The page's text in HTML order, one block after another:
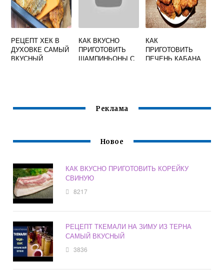
РЕЦЕПТ ХЕК В
ДУХОВКЕ САМЫЙ
ВКУСНЫЙ
КАК ВКУСНО
ПРИГОТОВИТЬ
ШАМПИНЬОНЫ С
КАК
ПРИГОТОВИТЬ
ПЕЧЕНЬ КАБАНА
Реклама
Новое
КАК ВКУСНО ПРИГОТОВИТЬ КОРЕЙКУ
СВИНУЮ
8217
РЕЦЕПТ ТКЕМАЛИ НА ЗИМУ ИЗ ТЕРНА
САМЫЙ ВКУСНЫЙ
3836